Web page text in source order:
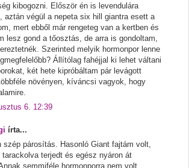
kibogozni. Először én is levendulára
aztán végül a nepeta six hill giantra esett a
mert ebből már rengeteg van a kertben és
lesz gond a tőosztás, de arra is gondoltam,
Szerinted melyik hormonpor lenne
Állítólag fahéjjal ki lehet váltani
két hete kipróbáltam pár levágott
növényen, kíváncsi vagyok, hogy
6. 12:39
írta...
szép párosítás. Hasonló Giant fajtám volt,
terjedt és egész nyáron át
semmiféle hormonporra nem volt